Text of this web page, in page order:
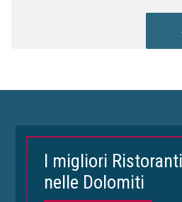
I migliori Ristoranti
nelle Dolomiti